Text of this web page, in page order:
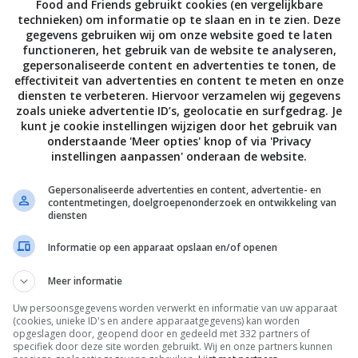
je de alcohol verdampen ‒ wil je het niet flamberen,
mee zodat de alcohol alsnog vervliegt.
toe, draai het vuur hoog en schud een paar keer goed
met wat grof gemalen zwarte peper.
de pan, stoom de schelpdieren 2–3 minuten of tot ze open
die niet geopend zijn weg. Neem de pan van het vuur
door de schelpen. Geef er wat vers (stok)brood bij om de
29 g vet (4 g verzadigd), 40 g eiwit, 9 g koolhydraten, 1 g
Bewaar
Food and Friends gebruikt cookies (en vergelijkbare
technieken) om informatie op te slaan en in te zien. Deze
gegevens gebruiken wij om onze website goed te laten
functioneren, het gebruik van de website te analyseren,
gepersonaliseerde content en advertenties te tonen, de
effectiviteit van advertenties en content te meten en onze
diensten te verbeteren. Hiervoor verzamelen wij gegevens
zoals unieke advertentie ID’s, geolocatie en surfgedrag. Je
kunt je cookie instellingen wijzigen door het gebruik van
onderstaande 'Meer opties' knop of via 'Privacy
instellingen aanpassen' onderaan de website.
Gepersonaliseerde advertenties en content, advertentie- en
contentmetingen, doelgroepenonderzoek en ontwikkeling van
diensten
Informatie op een apparaat opslaan en/of openen
Meer informatie
Uw persoonsgegevens worden verwerkt en informatie van uw apparaat
(cookies, unieke ID's en andere apparaatgegevens) kan worden
opgeslagen door, geopend door en gedeeld met 332 partners of
specifiek door deze site worden gebruikt. Wij en onze partners kunnen